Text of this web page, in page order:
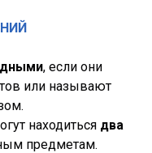
, если они
или называют
находиться два
предметам.